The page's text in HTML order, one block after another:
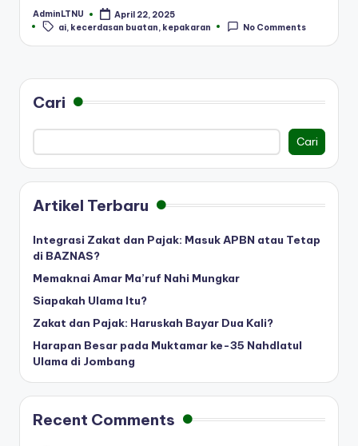
Posted
by
AdminLTNU April 22, 2025
Tags:
ai, kecerdasan buatan, kepakaran No Comments
Cari
Cari
Artikel Terbaru
Integrasi Zakat dan Pajak: Masuk APBN atau Tetap
di BAZNAS?
Memaknai Amar Ma’ruf Nahi Mungkar
Siapakah Ulama Itu?
Zakat dan Pajak: Haruskah Bayar Dua Kali?
Harapan Besar pada Muktamar ke-35 Nahdlatul
Ulama di Jombang
Recent Comments